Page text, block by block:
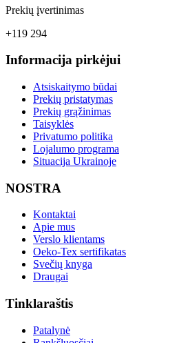
Prekių įvertinimas
+119 294
Informacija pirkėjui
Atsiskaitymo būdai
Prekių pristatymas
Prekių grąžinimas
Taisyklės
Privatumo politika
Lojalumo programa
Situacija Ukrainoje
NOSTRA
Kontaktai
Apie mus
Verslo klientams
Oeko-Tex sertifikatas
Svečių knyga
Draugai
Tinklaraštis
Patalynė